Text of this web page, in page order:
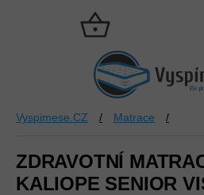
NÁKUPNÍ
KOŠÍK
Vyspimese.CZ / Matrace /
ZDRAVOTNÍ
KALIOPE SENIOR